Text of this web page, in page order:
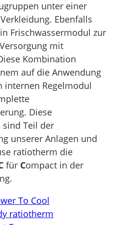
unter einer
Ebenfalls
Frischwassermodul zur
mit
Kombination
auf die Anwendung
internen Regelmodul
Diese
sind Teil der
unserer Anlagen und
ratiotherm die
für Compact in der